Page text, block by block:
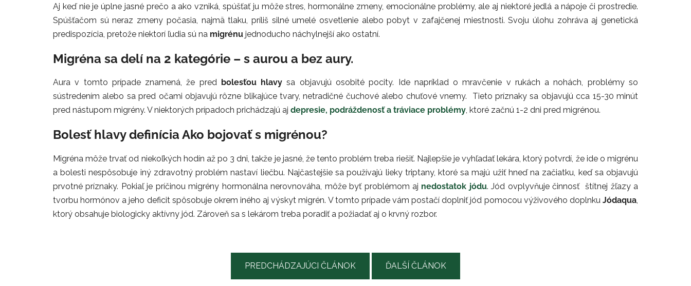
Aj keď nie je úplne jasné prečo a ako vzniká, spúšťať ju môže stres, hormonálne zmeny, emocionálne problémy, ale aj niektoré jedlá a nápoje či prostredie.
Spúšťačom sú neraz zmeny počasia, najmä tlaku, príliš silné umelé osvetlenie alebo pobyt v zafajčenej miestnosti. Svoju úlohu zohráva aj genetická
predispozícia, pretože niektorí ľudia sú na migrénu jednoducho náchylnejší ako ostatní.
Migréna sa delí na 2 kategórie – s aurou a bez aury.
Aura v tomto prípade znamená, že pred bolesťou hlavy sa objavujú osobité pocity. Ide napríklad o mravčenie v rukách a nohách, problémy so
sústredením alebo sa pred očami objavujú rôzne blikajúce tvary, netradičné čuchové alebo chuťové vnemy. Tieto príznaky sa objavujú cca 15-30 minút
pred nástupom migrény. V niektorých prípadoch prichádzajú aj depresie, podráždenosť a tráviace problémy, ktoré začnú 1-2 dni pred migrénou.
Bolesť hlavy definícia Ako bojovať s migrénou?
Migréna môže trvať od niekoľkých hodín až po 3 dni, takže je jasné, že tento problém treba riešiť. Najlepšie je vyhľadať lekára, ktorý potvrdí, že ide o migrénu
a bolesti nespôsobuje iný zdravotný problém nastaví liečbu. Najčastejšie sa používajú lieky triptany, ktoré sa majú užiť hneď na začiatku, keď sa objavujú
prvotné príznaky. Pokiaľ je príčinou migrény hormonálna nerovnováha, môže byť problémom aj nedostatok jódu. Jód ovplyvňuje činnosť štítnej žľazy a
tvorbu hormónov a jeho deficit spôsobuje okrem iného aj výskyt migrén. V tomto prípade vám postačí doplniť jód pomocou výživového doplnkuJódaqua,
ktorý obsahuje biologicky aktívny jód. Zároveň sa s lekárom treba poradiť a požiadať aj o krvný rozbor.
PREDCHÁDZAJÚCI ČLÁNOK ĎALŠÍ ČLÁNOK